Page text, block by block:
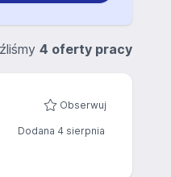
4 oferty pracy
Obserwuj
Dodana 4 sierpnia